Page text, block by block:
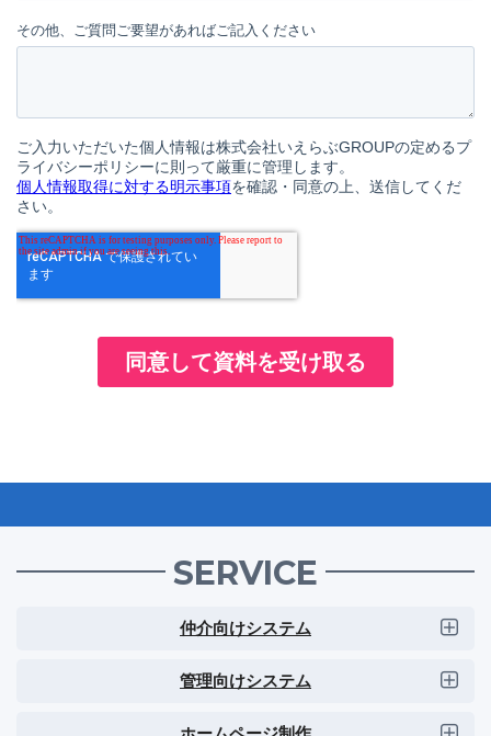
SERVICE
仲介向けシステム
管理向けシステム